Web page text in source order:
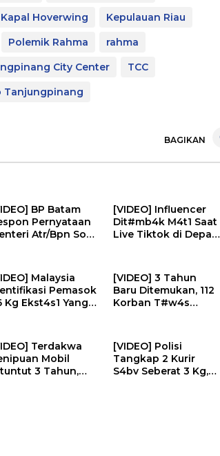
Kapal Hoverwing
Kepulauan Riau
Polemik Rahma
rahma
City Center
TCC
Tanjungpinang
BAGIKAN
BP Batam
Pernyataan
Atr/Bpn Soal
[VIDEO] Influencer
Dit#mb4k M4t1 Saat
Live Tiktok di Depan
Malaysia
Pemasok
Kg Ekst4s1 Yang
[VIDEO] 3 Tahun
Baru Ditemukan, 112
Korban T#w4s
NEWS
Terdakwa
Mobil
3 Tahun,
[VIDEO] Polisi
Tangkap 2 Kurir
S4bv Seberat 3 Kg,